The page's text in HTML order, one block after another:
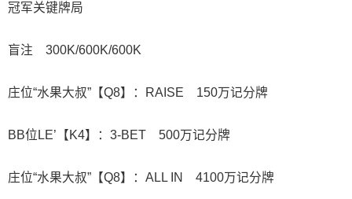
冠军关键牌局
盲注 300K/600K/600K
庄位“水果大叔”【Q8】：RAISE 150万记分牌
BB位LE’【K4】：3-BET 500万记分牌
庄位“水果大叔”【Q8】：ALL IN 4100万记分牌